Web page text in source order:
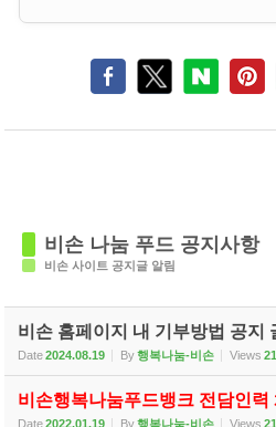
비손 나눔 푸드 공지사항
비손 사이트 공지글 알림
비손 홈페이지 내 기부방법 공지
Date 2024.08.19 By 행복나눔-비손 Views
비손행복나눔푸드뱅크 전담인력
Date 2022.01.19 By 행복나눔-비손 Views